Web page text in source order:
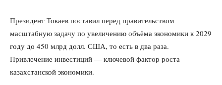
Президент Токаев поставил перед правительством
масштабную задачу по увеличению объёма экономики к 2029
году до 450 млрд долл. США, то есть в два раза.
Привлечение инвестиций — ключевой фактор роста
казахстанской экономики.